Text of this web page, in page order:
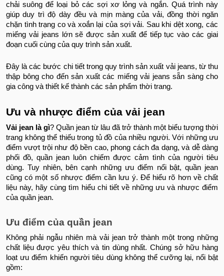
chải suông để loại bỏ các sợi xơ lỏng và ngắn. Quá trình này
giúp duy trì độ dày đều và mịn màng của vải, đồng thời ngăn
chặn tình trạng co và xoắn lại của sợi vải. Sau khi dệt xong, các
miếng vải jeans lớn sẽ được sản xuất để tiếp tục vào các giai
đoạn cuối cùng của quy trình sản xuất.
Đây là các bước chi tiết trong quy trình sản xuất vải jeans, từ thu
thập bông cho đến sản xuất các miếng vải jeans sẵn sàng cho
gia công và thiết kế thành các sản phẩm thời trang.
Ưu và nhược điểm của vải jean
Vải jean là gì? Quần jean từ lâu đã trở thành một biểu tượng thời
trang không thể thiếu trong tủ đồ của nhiều người. Với những ưu
điểm vượt trội như độ bền cao, phong cách đa dạng, và dễ dàng
phối đồ, quần jean luôn chiếm được cảm tình của người tiêu
dùng. Tuy nhiên, bên cạnh những ưu điểm nổi bật, quần jean
cũng có một số nhược điểm cần lưu ý. Để hiểu rõ hơn về chất
liệu này, hãy cùng tìm hiểu chi tiết về những ưu và nhược điểm
của quần jean.
Ưu điểm của quần jean
Không phải ngẫu nhiên mà vải jean trở thành một trong những
chất liệu được yêu thích và tin dùng nhất. Chúng sở hữu hàng
loạt ưu điểm khiến người tiêu dùng không thể cưỡng lại, nổi bật
gồm: